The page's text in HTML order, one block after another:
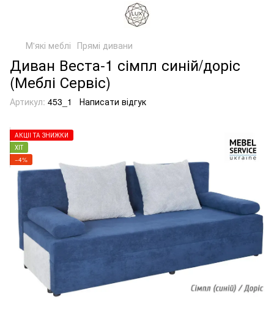
М'які меблі Прямі дивани
Диван Веста-1 сімпл синій/доріс
(Меблі Сервіс)
Артикул: 453_1 Написати відгук
АКЦІЇ ТА ЗНИЖКИ
ХІТ
−4%